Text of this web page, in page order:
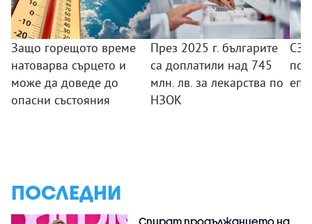
Защо горещото време
натоварва сърцето и
може да доведе до
опасни състояния
През 2025 г. българите
са доплатили над 745
млн. лв. за лекарства по
НЗОК
ПОСЛЕДНИ
Спират продължанието на